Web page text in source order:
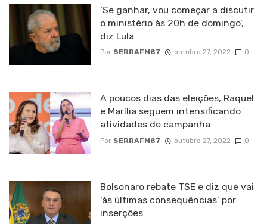
‘Se ganhar, vou começar a discutir
o ministério às 20h de domingo’,
diz Lula
Por SERRAFM87 outubro 27, 2022 0
A poucos dias das eleições, Raquel
e Marília seguem intensificando
atividades de campanha
Por SERRAFM87 outubro 27, 2022 0
Bolsonaro rebate TSE e diz que vai
‘às últimas consequências’ por
inserções